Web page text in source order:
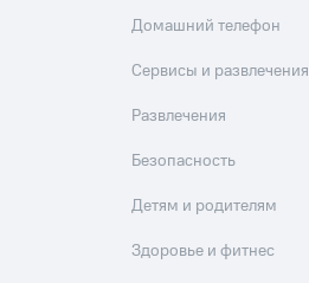
Домашний телефон
Сервисы и развлечения
Развлечения
Безопасность
Детям и родителям
Здоровье и фитнес